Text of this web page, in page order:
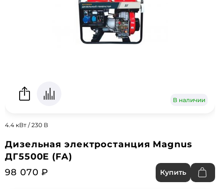
В наличии
4.4 кВт / 230 В
Дизельная электростанция Magnus
ДГ5500E (FA)
98 070 ₽
Купить